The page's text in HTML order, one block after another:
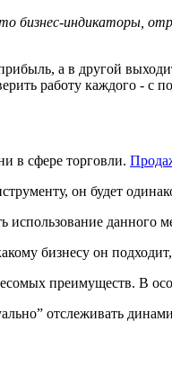
бизнес-индикаторы,
а в другой
работу каждого - с
в сфере торговли.
он будет
данного
бизнесу он
преимуществ. В
отслеживать